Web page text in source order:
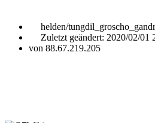
helden/
Zuletzt geändert: 2020/02/01
von 88.67.219.205